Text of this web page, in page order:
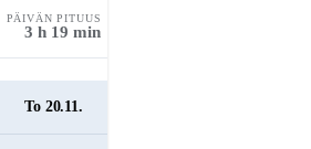
PÄIVÄN PITUUS
3 h 19 min
To 20.11.